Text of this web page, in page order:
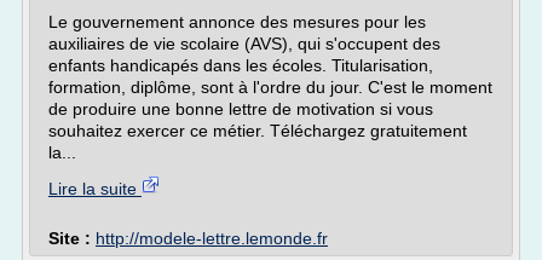
Le gouvernement annonce des mesures pour les
auxiliaires de vie scolaire (AVS), qui s'occupent des
enfants handicapés dans les écoles. Titularisation,
formation, diplôme, sont à l'ordre du jour. C'est le moment
de produire une bonne lettre de motivation si vous
souhaitez exercer ce métier. Téléchargez gratuitement
la...
Lire la suite
Site : http://modele-lettre.lemonde.fr